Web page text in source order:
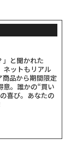
」と聞かれた
ネットもリアル
品から期間限定
意。誰かの“買い
喜び。あなたの